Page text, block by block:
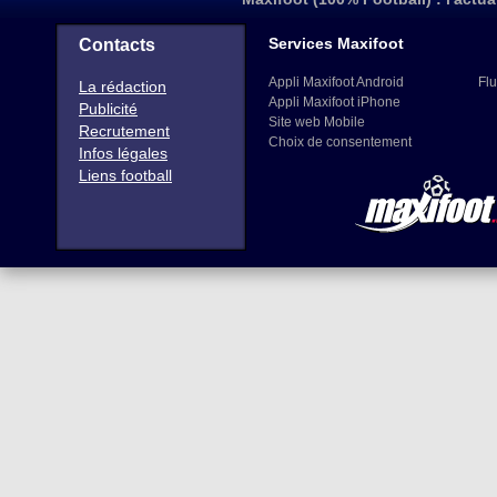
Contacts
La rédaction
Publicité
Recrutement
Infos légales
Liens football
Services Maxifoot
Appli Maxifoot Android
Appli Maxifoot iPhone
Site web Mobile
Choix de consentement